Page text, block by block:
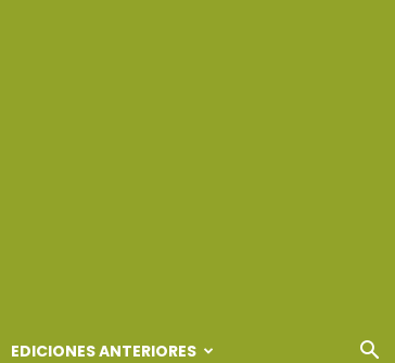
EDICIONES ANTERIORES